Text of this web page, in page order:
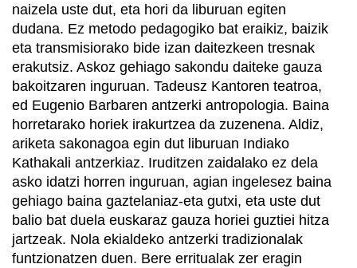
naizela uste dut, eta hori da liburuan egiten
dudana. Ez metodo pedagogiko bat eraikiz, baizik
eta transmisiorako bide izan daitezkeen tresnak
erakutsiz. Askoz gehiago sakondu daiteke gauza
bakoitzaren inguruan. Tadeusz Kantoren teatroa,
ed Eugenio Barbaren antzerki antropologia. Baina
horretarako horiek irakurtzea da zuzenena. Aldiz,
ariketa sakonagoa egin dut liburuan Indiako
Kathakali antzerkiaz. Iruditzen zaidalako ez dela
asko idatzi horren inguruan, agian ingelesez baina
gehiago baina gaztelaniaz-eta gutxi, eta uste dut
balio bat duela euskaraz gauza horiei guztiei hitza
jartzeak. Nola ekialdeko antzerki tradizionalak
funtzionatzen duen. Bere erritualak zer eragin